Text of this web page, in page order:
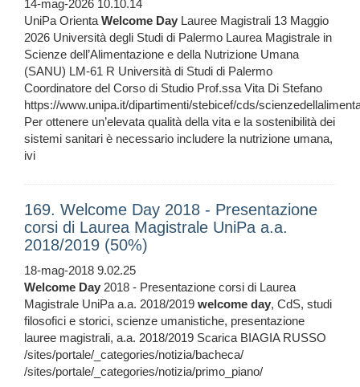
14-mag-2026 10.10.14
UniPa OrientaWelcome Day Lauree Magistrali 13 Maggio
2026 Università degli Studi di Palermo Laurea Magistrale in
Scienze dell’Alimentazione e della Nutrizione Umana
(SANU) LM-61 R Università di Studi di Palermo
Coordinatore del Corso di Studio Prof.ssa Vita Di Stefano
https://www.unipa.it/dipartimenti/stebicef/cds/
Per ottenere un’elevata qualità della vita e la sostenibilità dei
sistemi sanitari è necessario includere la nutrizione umana,
ivi
169. Welcome Day 2018 - Presentazione
corsi di Laurea Magistrale UniPa a.a.
2018/2019 (50%)
18-mag-2018 9.02.25
Welcome Day 2018 - Presentazione corsi di Laurea
Magistrale UniPa a.a. 2018/2019 welcome day, CdS, studi
filosofici e storici, scienze umanistiche, presentazione
lauree magistrali, a.a. 2018/2019 Scarica BIAGIA RUSSO
/sites/portale/_categories/notizia/bacheca/
/sites/portale/_categories/notizia/primo_piano/